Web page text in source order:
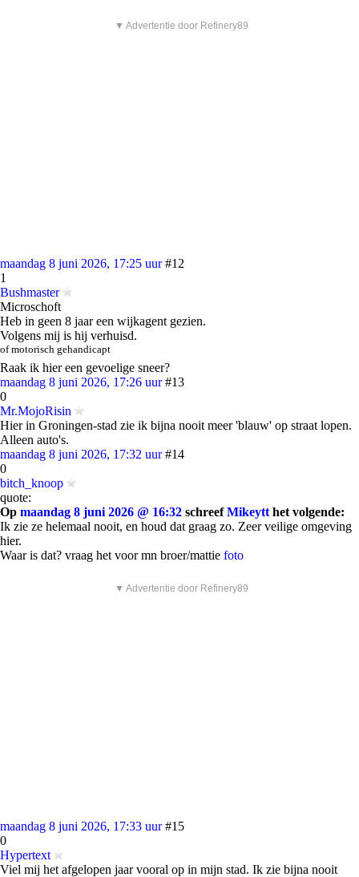
▼ Advertentie door Refinery89
maandag 8 juni 2026, 17:25 uur #12
1
Bushmaster
Microschoft
Heb in geen 8 jaar een wijkagent gezien.
Volgens mij is hij verhuisd.
of motorisch gehandicapt
Raak ik hier een gevoelige sneer?
maandag 8 juni 2026, 17:26 uur #13
0
Mr.MojoRisin
Hier in Groningen-stad zie ik bijna nooit meer 'blauw' op straat lopen.
Alleen auto's.
maandag 8 juni 2026, 17:32 uur #14
0
bitch_knoop
quote:
Op maandag 8 juni 2026 @ 16:32 schreefMikeytt het volgende:
Ik zie ze helemaal nooit, en houd dat graag zo. Zeer veilige omgeving
hier.
Waar is dat? vraag het voor mn broer/mattie foto
▼ Advertentie door Refinery89
maandag 8 juni 2026, 17:33 uur #15
0
Hypertext
Viel mij het afgelopen jaar vooral op in mijn stad. Ik zie bijna nooit